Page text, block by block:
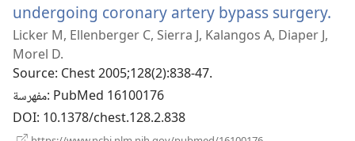
undergoing coronary artery bypass surgery.
Licker M, Ellenberger C, Sierra J, Kalangos A, Diaper J,
Morel D.
Source‎: Chest 2005;128(2):838-47.
مفهرسة‎: PubMed 16100176
DOI‎: 10.1378/chest.128.2.838